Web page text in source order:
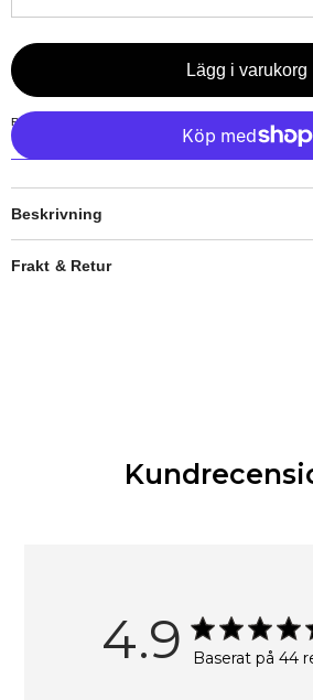
Lägg i varukorg
Beskrivning
Frakt & Retur
4.9 Baserat på 44